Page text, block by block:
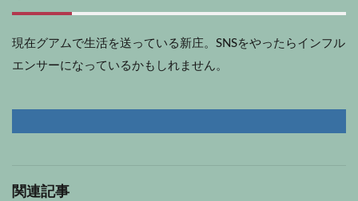
現在グアムで生活を送っている新庄。SNSをやったらインフル
エンサーになっているかもしれません。
関連記事